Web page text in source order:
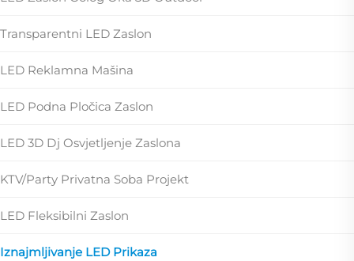
Transparentni LED Zaslon
LED Reklamna Mašina
LED Podna Pločica Zaslon
LED 3D Dj Osvjetljenje Zaslona
KTV/party Privatna Soba Projekt
LED Fleksibilni Zaslon
Iznajmljivanje LED Prikaza